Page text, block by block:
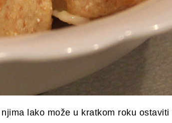
lako može u kratkom roku ostaviti